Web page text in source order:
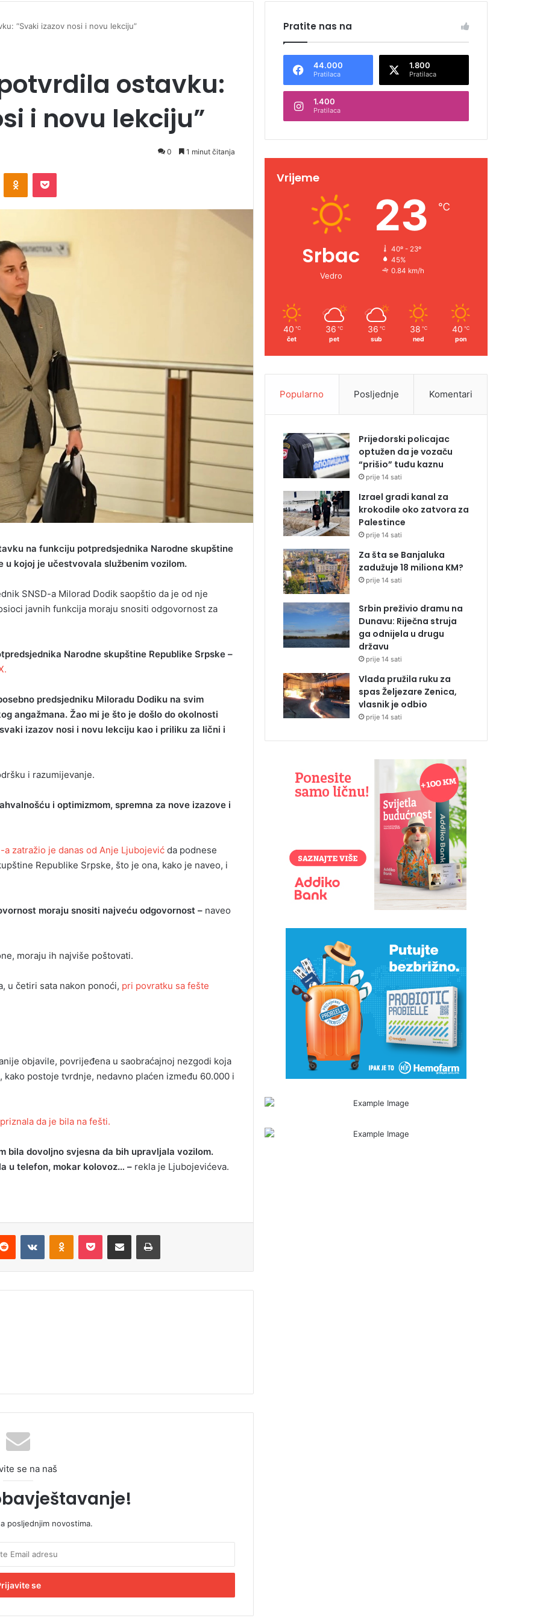
“Svaki izazov nosi i novu lekciju”
ostavku:
i novu lekciju”
0 1 minut čitanja
na funkciju potpredsjednika Narodne skupštine
u kojoj je učestvovala službenim vozilom.
SNSD-a Milorad Dodik saopštio da je od nje
javnih funkcija moraju snositi odgovornost za
Narodne skupštine Republike Srpske –
predsjedniku Miloradu Dodiku na svim
angažmana. Žao mi je što je došlo do okolnosti
izazov nosi i novu lekciju kao i priliku za lični i
i razumijevanje.
i optimizmom, spremna za nove izazove i
zatražio je danas od Anje Ljubojević da podnese
Republike Srpske, što je ona, kako je naveo, i
moraju snositi najveću odgovornost – naveo
moraju ih najviše poštovati.
u četiri sata nakon ponoći, pri povratku sa fešte
objavile, povrijeđena u saobraćajnoj nezgodi koja
postoje tvrdnje, nedavno plaćen između 60.000 i
da je bila na fešti.
bila dovoljno svjesna da bih upravljala vozilom.
u telefon, mokar kolovoz… – rekla je Ljubojevićeva.
se na naš
posljednjim novostima.
Pratite nas na
44.000
Pratilaca
1.800
Pratilaca
1.400
Pratilaca
Vrijeme
Srbac
Vedro
23 ℃
40º - 23º
45%
0.84 km/h
40 ℃
čet
36 ℃
pet
36 ℃
sub
38 ℃
ned
40 ℃
pon
Popularno Posljednje Komentari
Prijedorski policajac
optužen da je vozaču
“prišio” tuđu kaznu
prije 14 sati
Izrael gradi kanal za
krokodile oko zatvora za
Palestince
prije 14 sati
Za šta se Banjaluka
zadužuje 18 miliona KM?
prije 14 sati
Srbin preživio dramu na
Dunavu: Riječna struja
ga odnijela u drugu
državu
prije 14 sati
Vlada pružila ruku za
spas Željezare Zenica,
vlasnik je odbio
prije 14 sati